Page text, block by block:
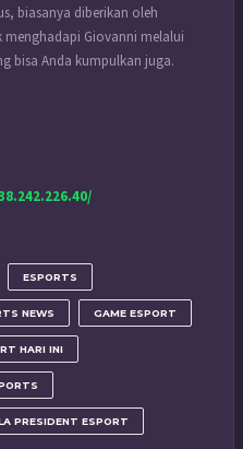
biasanya diberikan oleh
menghadapi Giovanni melalui
bisa Anda kumpulkan juga.
ESPORTS
NEWS GAME ESPORT
HARI INI
PRESIDENT ESPORT